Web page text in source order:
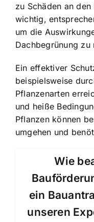
zu Schäden an
wichtig,
um die
Dachbegrünung zu
Ein effektiver
beispielsweise
Pflanzenarten
und heiße
Pflanzen können
umgehen und
Wie
ein
unseren